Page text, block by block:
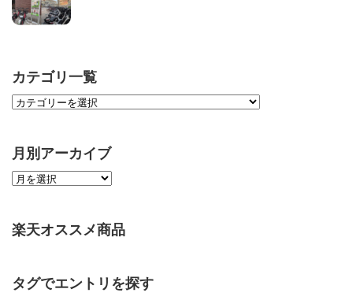
カテゴリ一覧
月別アーカイブ
楽天オススメ商品
タグでエントリを探す